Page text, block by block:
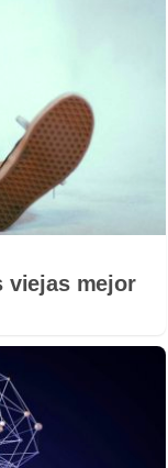
viejas mejor